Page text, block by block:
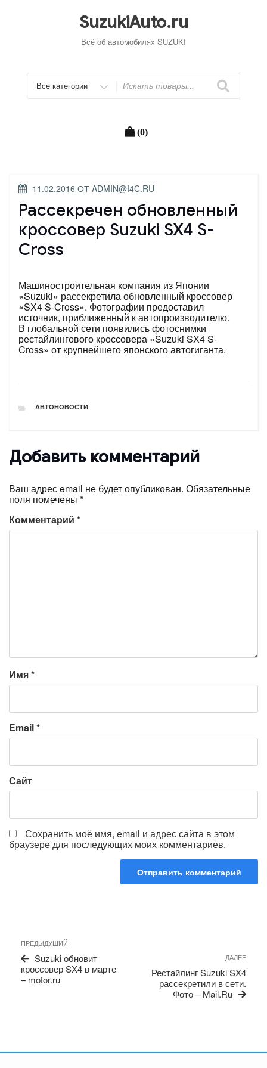
SuzukiAuto.ru
Всё об автомобилях SUZUKI
Искать
(0)
ОПУБЛИКОВАНО
11.02.2016 ОТ ADMIN@I4C.RU
Рассекречен обновленный
кроссовер Suzuki SX4 S-
Cross
Машиностроительная компания из Японии
«Suzuki» рассекретила обновленный кроссовер
«SX4 S-Cross». Фотографии предоставил
источник, приближенный к автопроизводителю.
В глобальной сети появились фотоснимки
рестайлингового кроссовера «Suzuki SX4 S-
Cross» от крупнейшего японского автогиганта.
РУБРИКИ
АВТОНОВОСТИ
Добавить комментарий
Ваш адрес email не будет опубликован. Обязательные
поля помечены *
Комментарий *
Имя*
Email*
Сайт
Сохранить моё имя, email и адрес сайта в этом
браузере для последующих моих комментариев.
по
записям
Предыдущая
запись
ПРЕДЫДУЩИЙ
Suzuki обновит
кроссовер SX4 в марте
– motor.ru
ДАЛЕЕ
Рестайлинг Suzuki SX4
рассекретили в сети.
Фото – Mail.Ru